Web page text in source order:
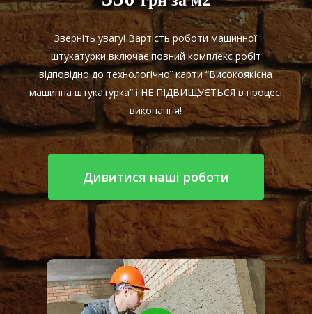
Зверніть увагу! Вартість роботи машинної
штукатурки включає повний комплекс робіт
відповідно до технологічної карти “Високоякісна
машинна штукатурка” і НЕ ПІДВИЩУЄТЬСЯ в процесі
виконання!
Дивитися наші роботи
Play Video
Play Video